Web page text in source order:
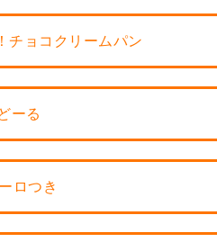
チョコクリームパン
ーる
ロつき